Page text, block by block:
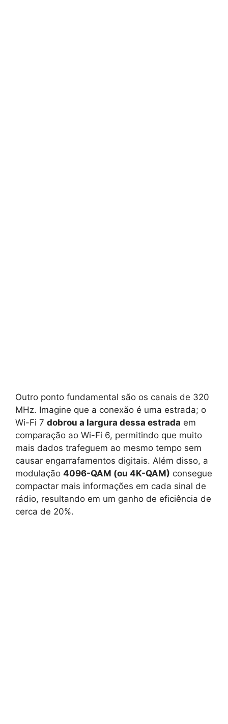
Outro ponto fundamental são os canais de 320
MHz. Imagine que a conexão é uma estrada; o
Wi-Fi 7 dobrou a largura dessa estrada em
comparação ao Wi-Fi 6, permitindo que muito
mais dados trafeguem ao mesmo tempo sem
causar engarrafamentos digitais. Além disso, a
modulação 4096-QAM (ou 4K-QAM) consegue
compactar mais informações em cada sinal de
rádio, resultando em um ganho de eficiência de
cerca de 20%.